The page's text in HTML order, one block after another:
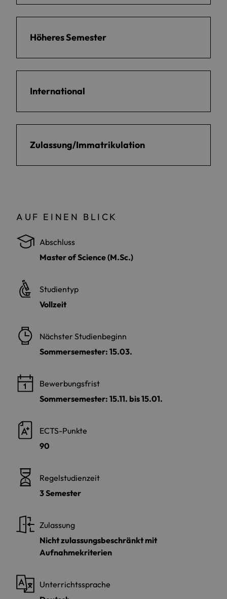
Höheres Semester
International
Zulassung/Immatrikulation
AUF EINEN BLICK
Abschluss
Master of Science (M.Sc.)
Studientyp
Vollzeit
Nächster Studienbeginn
Sommersemester: 15.03.
Bewerbungsfrist
Sommersemester: 15.11. bis 15.01.
ECTS-Punkte
90
Regelstudienzeit
3 Semester
Zulassung
Nicht zulassungsbeschränkt mit
Aufnahmekriterien
Unterrichtssprache